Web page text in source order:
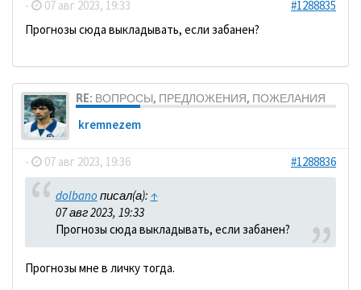
- 07 авг 2023, 19:33
#1288835
Прогнозы сюда выкладывать, если забанен?
RE: ВОПРОСЫ, ПРЕДЛОЖЕНИЯ, ПОЖЕЛАНИЯ
kremnezem
- 07 авг 2023, 19:36 #1288836
dolbano писал(а): ↑
07 авг 2023, 19:33
Прогнозы сюда выкладывать, если забанен?
Прогнозы мне в личку тогда.